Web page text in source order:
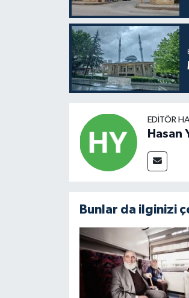
EDITÖR
Hasan
Bunlar da ilginizi